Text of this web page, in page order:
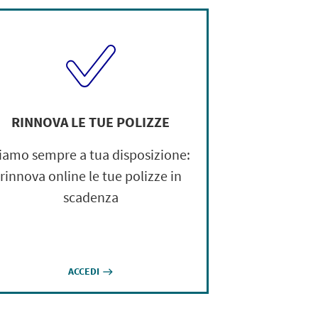
RINNOVA LE TUE POLIZZE
sempre a tua disposizione:
rinnova online le tue polizze in
scadenza
ACCEDI east